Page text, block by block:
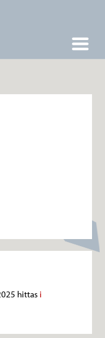
hittas i